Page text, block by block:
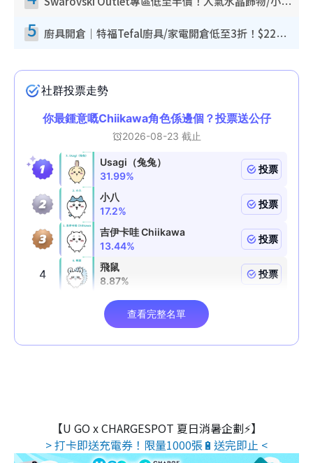
Swarovski Outlet專區低至半價！人氣水晶飾物/小擺設$138起！迪士尼款/水晶高跟鞋都有平
5 廚具開倉｜特福Tefal廚具/家電開倉低至3折！$220起買平底鍋/炒鑊/湯煲！電飯煲/吸塵機/燙斗$418起
【U GO x CHARGESPOT 夏日消暑企劃⚡】
> 打卡即送充電券！限量1000張🔋送完即止 <